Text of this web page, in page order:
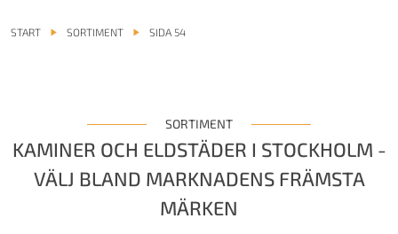
START SORTIMENT SIDA 54
SORTIMENT
KAMINER OCH ELDSTÄDER I STOCKHOLM -
VÄLJ BLAND MARKNADENS FRÄMSTA
MÄRKEN